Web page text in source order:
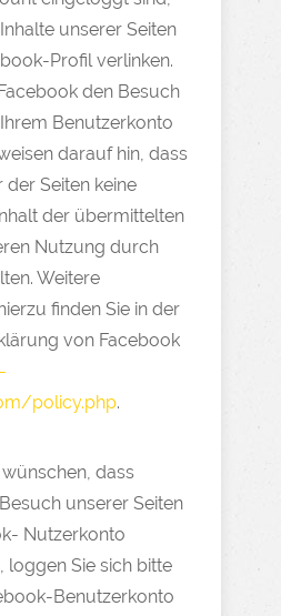
unserer Seiten
Profil verlinken.
den Besuch
Benutzerkonto
darauf hin, dass
Seiten keine
der übermittelten
Nutzung durch
Weitere
finden Sie in der
von Facebook
policy.php.
dass
unserer Seiten
Nutzerkonto
loggen Sie sich bitte
Benutzerkonto